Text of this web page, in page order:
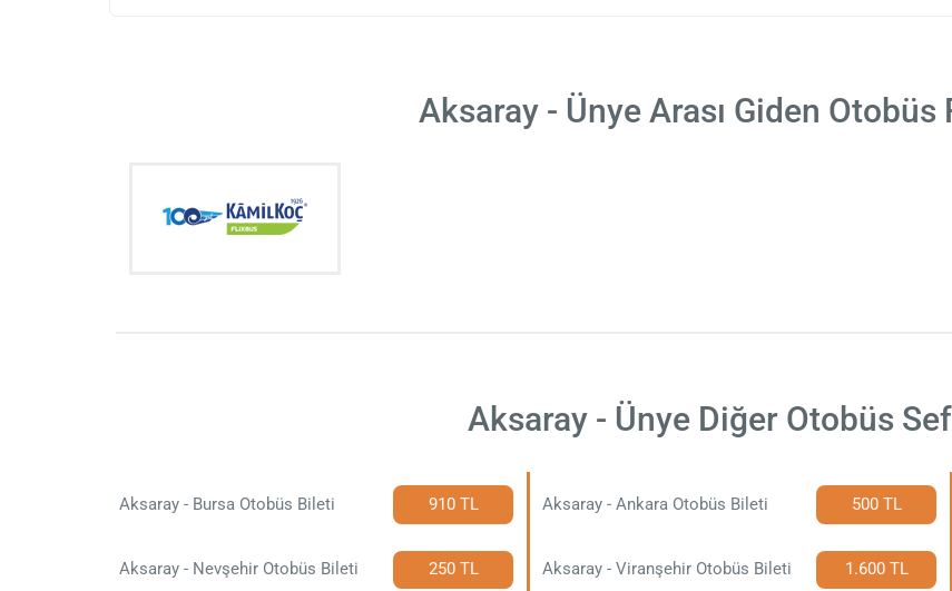
Aksaray - Ünye Arası Giden Otobüs
Aksaray - Ünye Diğer Otobüs
Aksaray - Bursa Otobüs Bileti 910 TL Aksaray - Ankara Otobüs Bileti 500 TL
Aksaray - Nevşehir Otobüs Bileti 250 TL Aksaray - Viranşehir Otobüs Bileti 1.600 TL